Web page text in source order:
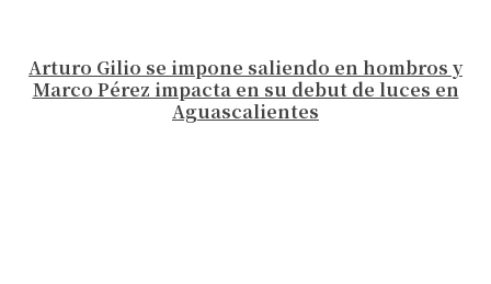
Arturo Gilio se impone saliendo en hombros y
Marco Pérez impacta en su debut de luces en
Aguascalientes